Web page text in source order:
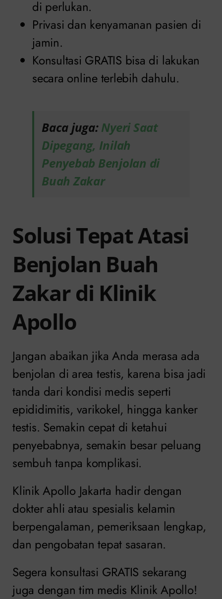
di perlukan.
Privasi dan kenyamanan pasien di
jamin.
Konsultasi GRATIS bisa di lakukan
secara online terlebih dahulu.
Baca juga:Nyeri Saat
Dipegang, Inilah
Penyebab Benjolan di
Buah Zakar
Solusi Tepat Atasi
Benjolan Buah
Zakar di Klinik
Apollo
Jangan abaikan jika Anda merasa ada
benjolan di area testis, karena bisa jadi
tanda dari kondisi medis seperti
epididimitis, varikokel, hingga kanker
testis. Semakin cepat di ketahui
penyebabnya, semakin besar peluang
sembuh tanpa komplikasi.
Klinik Apollo Jakarta hadir dengan
dokter ahli atau spesialis kelamin
berpengalaman, pemeriksaan lengkap,
dan pengobatan tepat sasaran.
Segera konsultasi GRATIS sekarang
juga dengan tim medis Klinik Apollo!